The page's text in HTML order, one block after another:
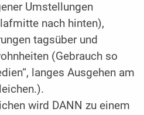
Umstellungen
nach hinten),
tagsüber und
(Gebrauch so
langes Ausgehen am
wird DANN zu einem